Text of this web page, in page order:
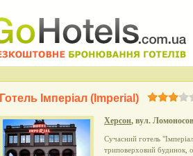
Готель Імперіал (Іmperial)
Херсон, вул.
Сучасний готель
триповерховий будинок,